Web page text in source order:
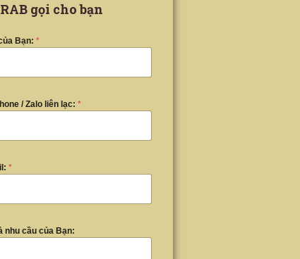
gọi cho bạn
Bạn: *
/ Zalo liên lạc: *
*
nhu cầu của Bạn: